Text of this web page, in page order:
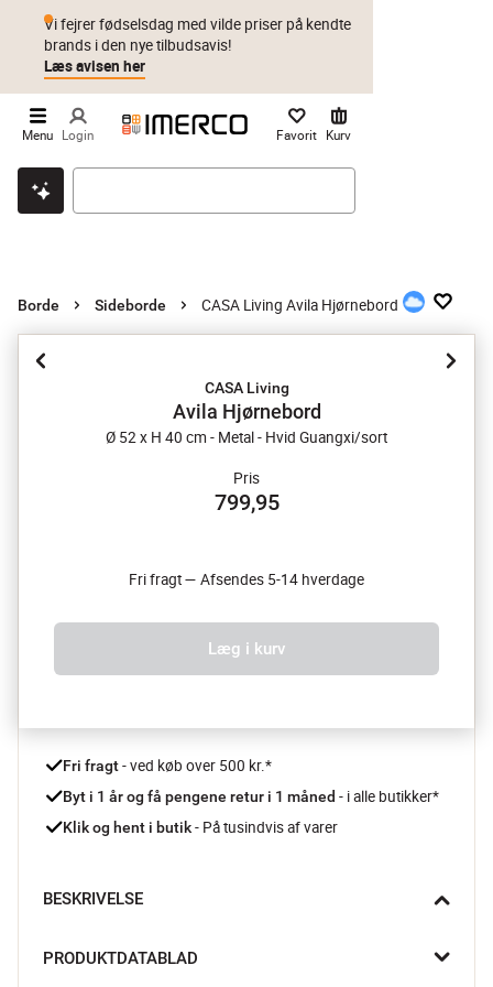
Klik & hent Byt i 1 år Prismatch
Vi fejrer fødselsdag med vilde priser på kendte
brands i den nye tilbudsavis!
Læs avisen her
Menu Login Favorit Kurv
Borde Sideborde CASA Living Avila Hjørnebord
CASA Living
Avila Hjørnebord
Ø 52 x H 40 cm - Metal - Hvid Guangxi/sort
Pris
799,95
Fri fragt — Afsendes 5-14 hverdage
Læg i kurv
Fri fragt - ved køb over 500 kr.*
Byt i 1 år og få pengene retur i 1 måned - i alle butikker*
Klik og hent i butik - På tusindvis af varer
BESKRIVELSE
kedeligt hjørne op i din stue. Det flotte marmor og det enkle
PRODUKTDATABLAD